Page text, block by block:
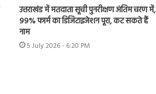
उत्तराखंड में मतदाता सूची पुनरीक्षण अंतिम चरण में,
99% फार्म का डिजिटाइजेशन पूरा, कट सकते हैं
नाम
5 July 2026 - 6:20 PM